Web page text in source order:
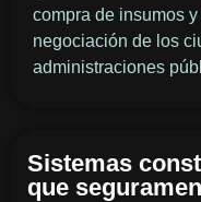
compra de insumos
negociación de los
administraciones
Sistemas
que